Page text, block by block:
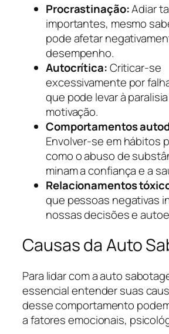
Procrastinação:Adiar
importantes, mesmo
pode afetar
desempenho.
Autocrítica:Criticar-se
excessivamente por
que pode levar à
motivação.
Comportamentos
Envolver-se em hábitos
como o abuso de
minam a confiança e a
Relacionamentos
que pessoas negativas
nossas decisões e
Causas da Auto
Para lidar com a auto
essencial entender suas
desse comportamento
a fatores emocionais,